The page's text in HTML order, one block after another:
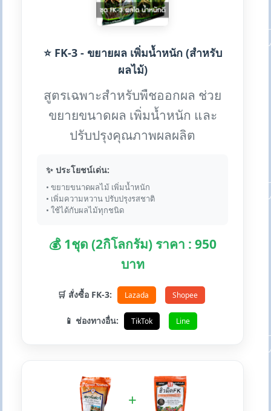
⭐ FK-3 - ขยายผล เพิ่มน้ำหนัก (สำหรับ
ผลไม้)
สูตรเฉพาะสำหรับพืชออกผล ช่วย
ขยายขนาดผล เพิ่มน้ำหนัก และ
ปรับปรุงคุณภาพผลผลิต
✨ ประโยชน์เด่น:
• ขยายขนาดผลไม้ เพิ่มน้ำหนัก
• เพิ่มความหวาน ปรับปรุงรสชาติ
• ใช้ได้กับผลไม้ทุกชนิด
💰 1ชุด (2กิโลกรัม) ราคา : 950
บาท
🛒 สั่งซื้อ FK-3: Lazada Shopee
📱 ช่องทางอื่น: TikTok Line
+